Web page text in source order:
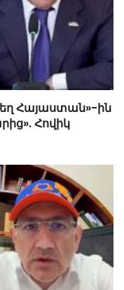
Հայաստան»-ին
Հովիկ